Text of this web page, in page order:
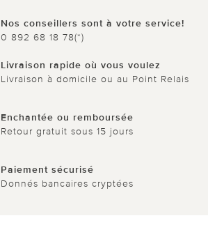
Nos conseillers sont à votre service!
0 892 68 18 78(*)
Livraison rapide où vous voulez
Livraison à domicile ou au Point Relais
Enchantée ou remboursée
Retour gratuit sous 15 jours
Paiement sécurisé
Donnés bancaires cryptées